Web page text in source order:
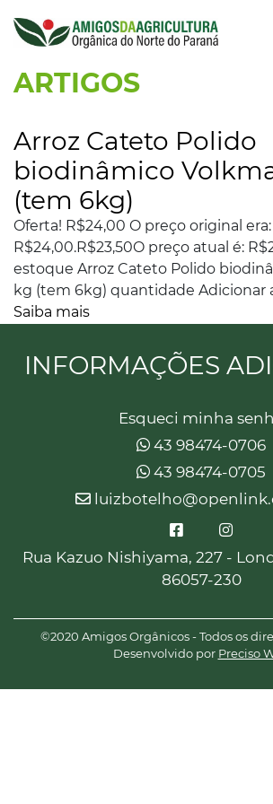
ARTIGOS
Arroz Cateto Polido
biodinâmico
(tem 6kg)
Oferta! R$24,00 O preço original era:
R$24,00.R$23,50O preço atual é:
estoque Arroz Cateto Polido
kg (tem 6kg) quantidade Adicionar
Saiba mais
INFORMAÇÕES
Esqueci minha
43 98474-0706
43 98474-0705
Rua Kazuo Nishiyama, 227 -
86057-230
©2020 Amigos Orgânicos - Todos os
Desenvolvido por Preciso